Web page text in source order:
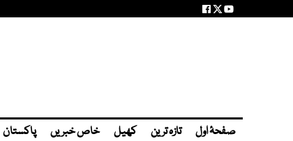
صفحۂ اول تازہ ترین کھیل خاص خبریں پاکستان